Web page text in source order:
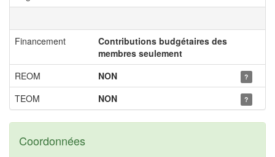
Financement
Contributions budgétaires des
membres seulement
REOM
NON ?
TEOM NON ?
Coordonnées